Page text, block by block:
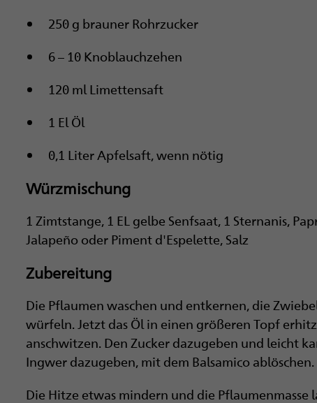
250 g brauner Rohrzucker
6 – 10 Knoblauchzehen
120 ml Limettensaft
1 El Öl
0,1 Liter Apfelsaft, wenn nötig
Würzmischung
1 Zimtstange, 1 EL gelbe Senfsaat, 1 Sternanis,
Jalapeño oder Piment d'Espelette, Salz
Zubereitung
Die Pflaumen waschen und entkernen, die
würfeln. Jetzt das Öl in einen größeren Topf
anschwitzen. Den Zucker dazugeben und leicht
Ingwer dazugeben, mit dem Balsamico ablöschen.
Die Hitze etwas mindern und die